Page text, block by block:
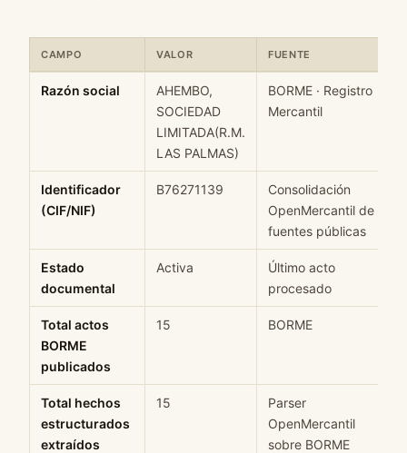
CAMPO VALOR FUENTE
Razón social
AHEMBO,
SOCIEDAD
LIMITADA(R.M.
LAS PALMAS)
BORME · Registro
Mercantil
Identificador
(CIF/NIF)
B76271139
Consolidación
OpenMercantil de
fuentes públicas
Estado
documental
Activa
Último acto
procesado
Total actos
BORME
publicados
15 BORME
Total hechos
estructurados
extraídos
15
Parser
OpenMercantil
sobre BORME